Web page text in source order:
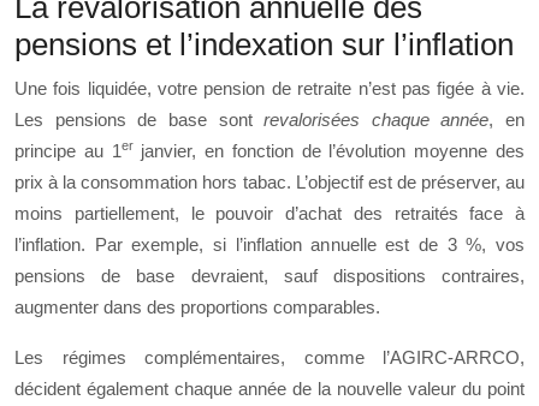
La revalorisation annuelle des
pensions et l’indexation sur l’inflation
Une fois liquidée, votre pension de retraite n’est pas figée à vie.
Les pensions de base sontrevalorisées chaque année, en
principe au 1erjanvier, en fonction de l’évolution moyenne des
prix à la consommation hors tabac. L’objectif est de préserver, au
moins partiellement, le pouvoir d’achat des retraités face à
l’inflation. Par exemple, si l’inflation annuelle est de 3 %, vos
pensions de base devraient, sauf dispositions contraires,
augmenter dans des proportions comparables.
Les régimes complémentaires, comme l’AGIRC-ARRCO,
décident également chaque année de la nouvelle valeur du point